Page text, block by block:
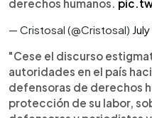
derechos humanos.
— Cristosal (@Cristosal)
"Cese el discurso
autoridades en el país
defensoras de derechos
protección de su labor,